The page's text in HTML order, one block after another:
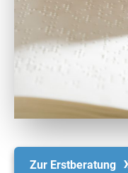
Zur Erstberatung